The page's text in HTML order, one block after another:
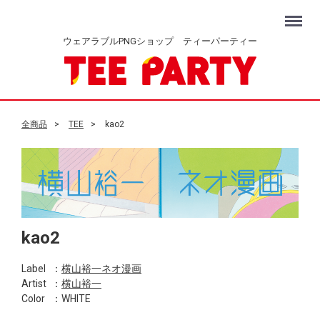
ウェアラブルPNGショップ ティーパーティー
Menu
全商品 TEE kao2
kao2
Label ： 横山裕一ネオ漫画
Artist
： 横山裕一
Color
：WHITE